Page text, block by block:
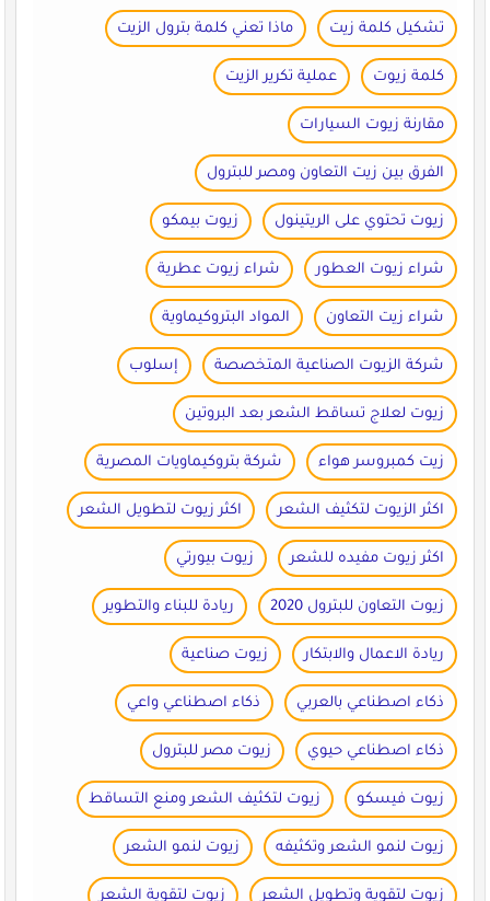
تشكيل كلمة زيت ماذا تعني كلمة بترول الزيت
كلمة زيوت عملية تكرير الزيت
مقارنة زيوت السيارات
الفرق بين زيت التعاون ومصر للبترول
زيوت تحتوي على الريتينول زيوت بيمكو
شراء زيوت العطور شراء زيوت عطرية
شراء زيت التعاون المواد البتروكيماوية
شركة الزيوت الصناعية المتخصصة إسلوب
زيوت لعلاج تساقط الشعر بعد البروتين
زيت كمبروسر هواء شركة بتروكيماويات المصرية
اكثر الزيوت لتكثيف الشعر اكثر زيوت لتطويل الشعر
اكثر زيوت مفيده للشعر زيوت بيورتي
زيوت التعاون للبترول 2020 ريادة للبناء والتطوير
ريادة الاعمال والابتكار زيوت صناعية
ذكاء اصطناعي بالعربي ذكاء اصطناعي واعي
ذكاء اصطناعي حيوي زيوت مصر للبترول
زيوت فيسكو زيوت لتكثيف الشعر ومنع التساقط
زيوت لنمو الشعر وتكثيفه زيوت لنمو الشعر
زيوت لتقوية وتطويل الشعر زيوت لتقوية الشعر